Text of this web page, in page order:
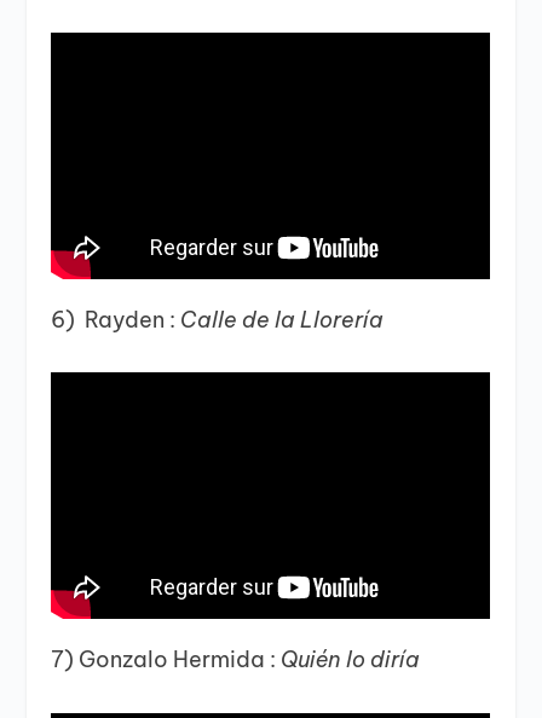
6) Rayden : Calle de la Llorería
7) Gonzalo Hermida : Quién lo diría